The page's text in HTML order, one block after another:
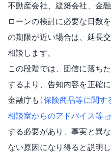
不動産会社、建築会社、金
ローンの検討に必要な日数
の期限が近い場合は、延長
相談します。
この段階では、団信に落ち
するより、告知内容を正確
金融庁も (保険商品等に関す
相談室からのアドバイス等
する必要があり、事実と異
ない原因になり得ると説明し